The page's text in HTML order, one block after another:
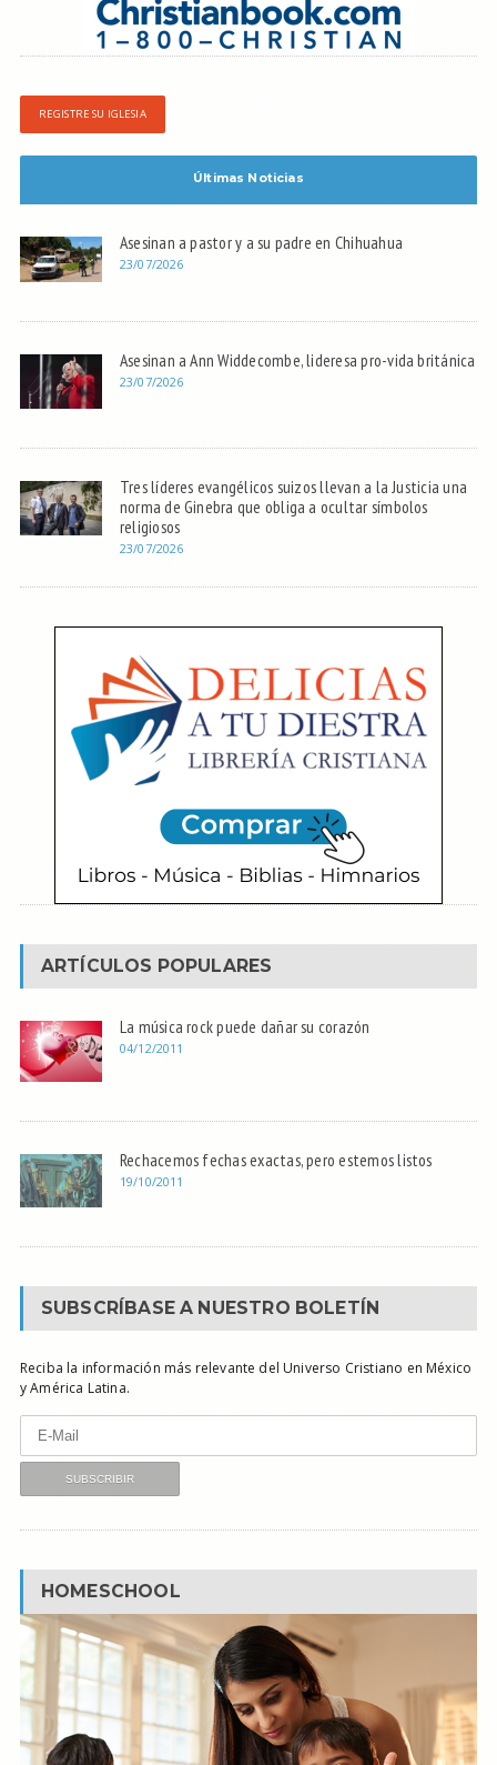
REGISTRE SU IGLESIA
Últimas Noticias
Asesinan a pastor y a su padre en Chihuahua
23/07/2026
Asesinan a Ann Widdecombe, lideresa pro-vida británica
23/07/2026
Tres líderes evangélicos suizos llevan a la Justicia una
norma de Ginebra que obliga a ocultar símbolos
religiosos
23/07/2026
ARTÍCULOS POPULARES
La música rock puede dañar su corazón
04/12/2011
Rechacemos fechas exactas, pero estemos listos
19/10/2011
SUBSCRÍBASE A NUESTRO BOLETÍN
Reciba la información más relevante del Universo Cristiano en México
y América Latina.
HOMESCHOOL